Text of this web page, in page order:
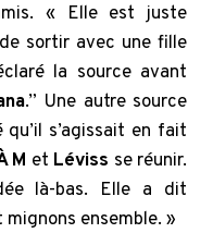
« Elle est juste
sortir avec une fille
la source avant
.” Une autre source
qu’il s’agissait en fait
M et Léviss se réunir.
là-bas. Elle a dit
ensemble. »